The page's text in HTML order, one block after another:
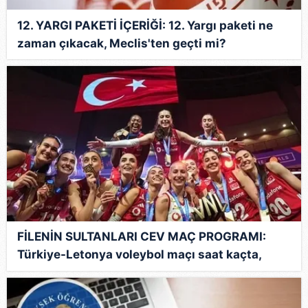
12. YARGI PAKETİ İÇERİĞİ: 12. Yargı paketi ne
zaman çıkacak, Meclis'ten geçti mi?
FİLENİN SULTANLARI CEV MAÇ PROGRAMI:
Türkiye-Letonya voleybol maçı saat kaçta,
hangi kanalda?